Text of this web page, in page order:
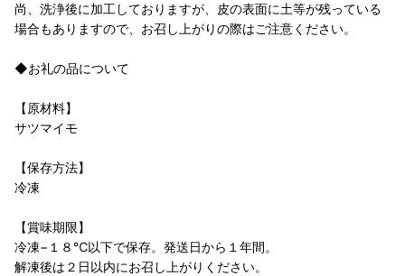
尚、洗浄後に加工しておりますが、皮の表面に土等が残っている
場合もありますので、お召し上がりの際はご注意ください。
◆お礼の品について
【原材料】
サツマイモ
【保存方法】
冷凍
【賞味期限】
冷凍−１８℃以下で保存。発送日から１年間。
解凍後は２日以内にお召し上がりください。